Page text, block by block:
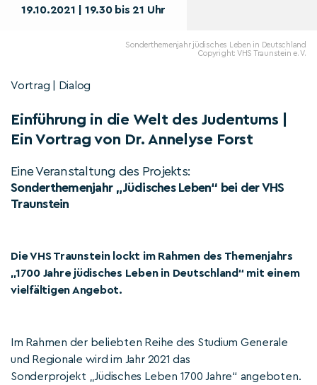
19.10.2021 | 19.30 bis 21 Uhr
Sonderthemenjahr jüdisches Leben in Deutschland
Copyright: VHS Traunstein e. V.
Vortrag | Dialog
Einführung in die Welt des Judentums |
Ein Vortrag von Dr. Annelyse Forst
Eine Veranstaltung des Projekts:
Sonderthemenjahr „Jüdisches Leben“ bei der VHS
Traunstein
Die VHS Traunstein lockt im Rahmen des Themenjahrs
„1700 Jahre jüdisches Leben in Deutschland“ mit einem
vielfältigen Angebot.
Im Rahmen der beliebten Reihe des Studium Generale
und Regionale wird im Jahr 2021 das
Sonderprojekt „Jüdisches Leben 1700 Jahre“ angeboten.